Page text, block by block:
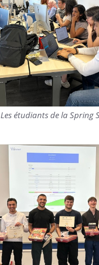
Les étudiants de la Spring